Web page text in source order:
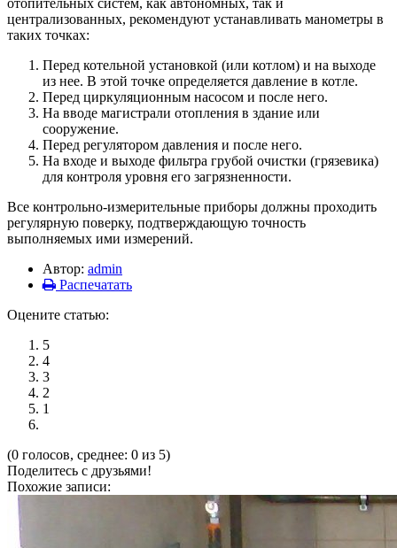
отопительных систем, как автономных, так и
централизованных, рекомендуют устанавливать манометры в
таких точках:
Перед котельной установкой (или котлом) и на выходе
из нее. В этой точке определяется давление в котле.
Перед циркуляционным насосом и после него.
На вводе магистрали отопления в здание или
сооружение.
Перед регулятором давления и после него.
На входе и выходе фильтра грубой очистки (грязевика)
для контроля уровня его загрязненности.
Все контрольно-измерительные приборы должны проходить
регулярную поверку, подтверждающую точность
выполняемых ими измерений.
Автор: admin
Распечатать
Оцените статью:
5
4
3
2
1
(0 голосов, среднее: 0 из 5)
Поделитесь с друзьями!
Похожие записи: